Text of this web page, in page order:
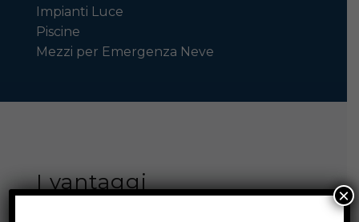
Impianti Luce
Piscine
Mezzi per Emergenza Neve
I vantaggi
×